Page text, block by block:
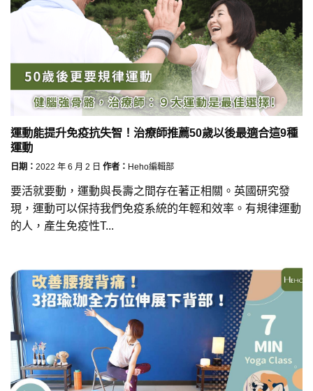
運動能提升免疫抗失智！治療師推薦50歲以後最適合這9種
運動
日期： 2022 年 6 月 2 日 作者： Heho編輯部
要活就要動，運動與長壽之間存在著正相關。英國研究發
現，運動可以保持我們免疫系統的年輕和效率。有規律運動
的人，產生免疫性T...